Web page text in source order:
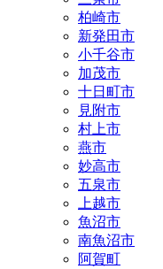
柏崎市
新発田市
小千谷市
加茂市
十日町市
見附市
村上市
燕市
妙高市
五泉市
上越市
魚沼市
南魚沼市
阿賀町